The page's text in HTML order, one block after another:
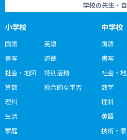
学校の先生・
小学校
国語
書写
社会・地図
算数
理科
生活
家庭
英語
道徳
特別活動
総合的な学習
中学校
国語
書写
社会・
数学
理科
英語
技術・